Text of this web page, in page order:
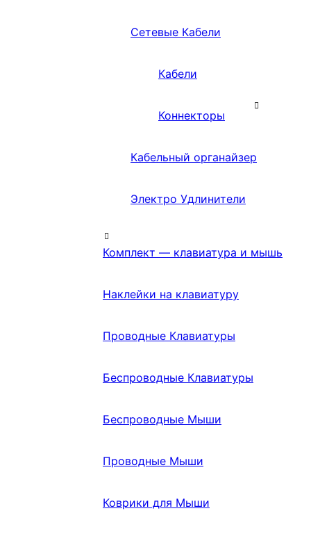
Сетевые Кабели
Кабели
Коннекторы
Кабельный органайзер
Электро Удлинители
Комплект — клавиатура и мышь
Наклейки на клавиатуру
Проводные Клавиатуры
Беспроводные Клавиатуры
Беспроводные Мыши
Проводные Мыши
Коврики для Мыши